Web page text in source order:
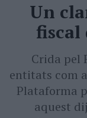
Un
fiscal
Crida pel
entitats com
Plataforma
aquest